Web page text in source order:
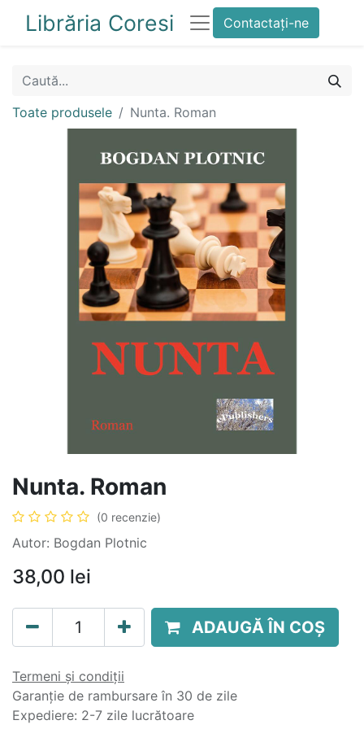
Librăria Coresi Contactați-ne
Toate produsele Nunta. Roman
Nunta. Roman
(0 recenzie)
Autor: Bogdan Plotnic
38,00 lei
ADAUGĂ ÎN COȘ
Termeni și condiții
Garanție de rambursare în 30 de zile
Expediere: 2-7 zile lucrătoare